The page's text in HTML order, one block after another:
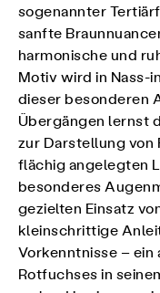
sogenannter
sanfte
harmonische und
Motiv wird in Nass-
dieser besonderen
Übergängen lernst
zur Darstellung von
flächig angelegten
besonderes
gezielten Einsatz
kleinschrittige
Vorkenntnisse –
Rotfuchses in